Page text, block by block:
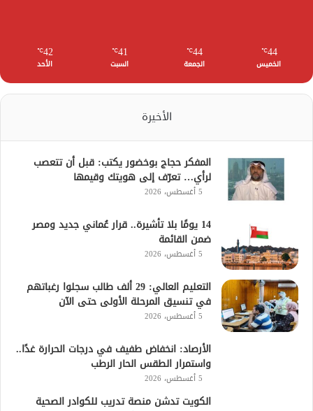
44
℃
الخميس
44
℃
الجمعة
41
℃
السبت
42
℃
الأحد
الأخيرة
المفكر حجاج بوخضور يكتب: قبل أن تتعصب
لرأي… تعرّف إلى هويتك وقيمها
5 أغسطس، 2026
14 يومًا بلا تأشيرة.. قرار عُماني جديد ومصر
ضمن القائمة
5 أغسطس، 2026
التعليم العالي: 29 ألف طالب سجلوا رغباتهم
في تنسيق المرحلة الأولى حتى الآن
5 أغسطس، 2026
الأرصاد: انخفاض طفيف في درجات الحرارة غدًا..
واستمرار الطقس الحار الرطب
5 أغسطس، 2026
الكويت تدشن منصة تدريب للكوادر الصحية